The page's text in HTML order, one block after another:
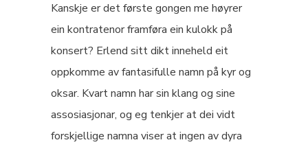
Kanskje er det første gongen me høyrer
ein kontratenor framføra ein kulokk på
konsert? Erlend sitt dikt inneheld eit
oppkomme av fantasifulle namn på kyr og
oksar. Kvart namn har sin klang og sine
assosiasjonar, og eg tenkjer at dei vidt
forskjellige namna viser at ingen av dyra